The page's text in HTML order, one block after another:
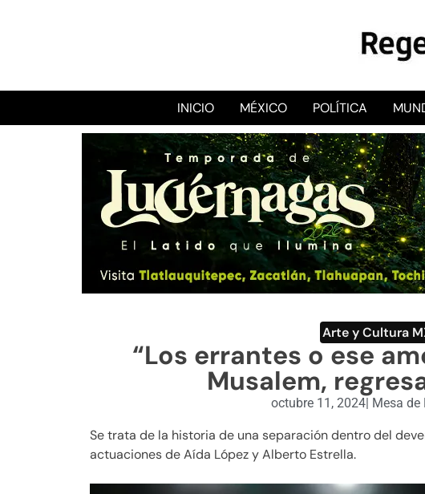
Sitio de
INICIO MÉXICO POLÍTICA
Arte y Cultura
“Los errantes o ese
Musalem,
octubre 11, 2024 Mesa de
Se trata de la historia de una separación dentro del
actuaciones de Aída López y Alberto Estrella.